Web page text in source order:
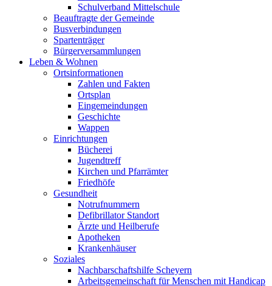
Schulverband Mittelschule
Beauftragte der Gemeinde
Busverbindungen
Spartenträger
Bürgerversammlungen
Leben & Wohnen
Ortsinformationen
Zahlen und Fakten
Ortsplan
Eingemeindungen
Geschichte
Wappen
Einrichtungen
Bücherei
Jugendtreff
Kirchen und Pfarrämter
Friedhöfe
Gesundheit
Notrufnummern
Defibrillator Standort
Ärzte und Heilberufe
Apotheken
Krankenhäuser
Soziales
Nachbarschaftshilfe Scheyern
Arbeitsgemeinschaft für Menschen mit Handicap